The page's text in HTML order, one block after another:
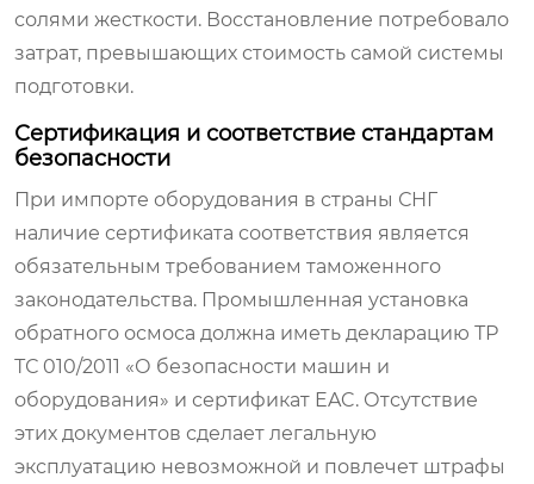
солями жесткости. Восстановление потребовало
затрат, превышающих стоимость самой системы
подготовки.
Сертификация и соответствие стандартам
безопасности
При импорте оборудования в страны СНГ
наличие сертификата соответствия является
обязательным требованием таможенного
законодательства. Промышленная установка
обратного осмоса должна иметь декларацию ТР
ТС 010/2011 «О безопасности машин и
оборудования» и сертификат EAC. Отсутствие
этих документов сделает легальную
эксплуатацию невозможной и повлечет штрафы